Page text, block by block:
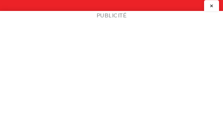
NEWSLETTER
×
PUBLICITÉ